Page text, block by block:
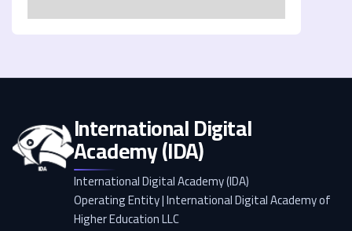
International Digital
Academy (IDA)
International Digital Academy (IDA)
Operating Entity | International Digital Academy of
Higher Education LLC